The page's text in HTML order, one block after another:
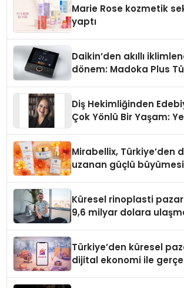
Marie Rose kozmetik
yaptı
Daikin’den akıllı
dönem: Madoka Plus
Diş Hekimliğinden
Çok Yönlü Bir Yaşam:
Mirabellix, Türkiye’den
uzanan güçlü
Küresel rinoplasti
9,6 milyar dolara
Türkiye’den küresel
dijital ekonomi ile